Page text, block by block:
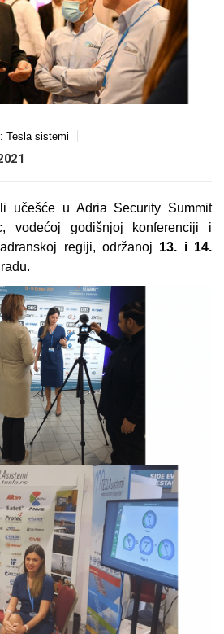
Tesla sistemi
učešće u Adria Security Summit
vodećoj godišnjoj konferenciji i
regiji, održanoj 13. i 14.